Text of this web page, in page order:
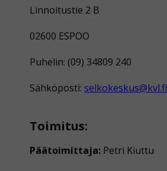
Linnoitustie 2 B
02600 ESPOO
Puhelin: (09) 34809 240
Sähköposti: selkokeskus@kvl.fi
Toimitus:
Päätoimittaja: Petri Kiuttu